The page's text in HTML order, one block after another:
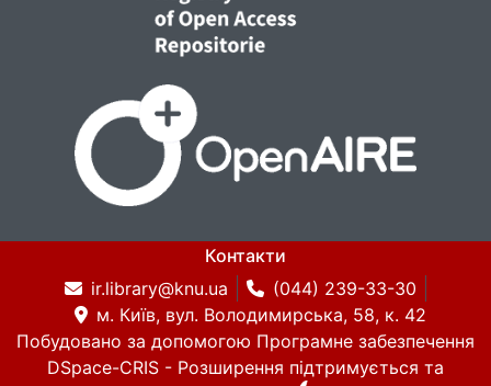
Контакти
ir.library@knu.ua
(044) 239-33-30
м. Київ, вул. Володимирська, 58, к. 42
Побудовано за допомогою Програмне забезпечення
DSpace-CRIS - Розширення підтримується та